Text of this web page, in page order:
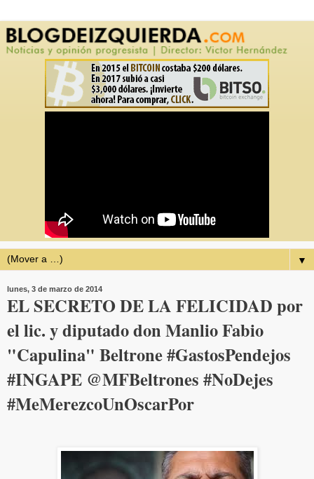
▼
lunes, 3 de marzo de 2014
EL SECRETO DE LA FELICIDAD por
el lic. y diputado don Manlio Fabio
"Capulina" Beltrone #GastosPendejos
#INGAPE @MFBeltrones #NoDejes
#MeMerezcoUnOscarPor